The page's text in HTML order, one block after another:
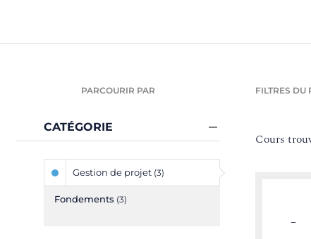
PARCOURIR PAR
CATÉGORIE
Gestion de projet (3)
Fondements (3)
FILTRES DU
Cours
–